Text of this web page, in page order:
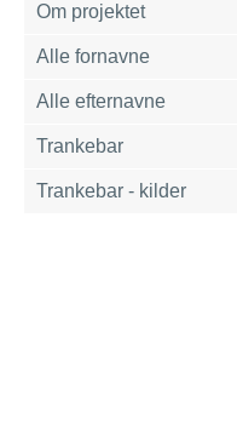
Om projektet
Alle fornavne
Alle efternavne
Trankebar
Trankebar - kilder